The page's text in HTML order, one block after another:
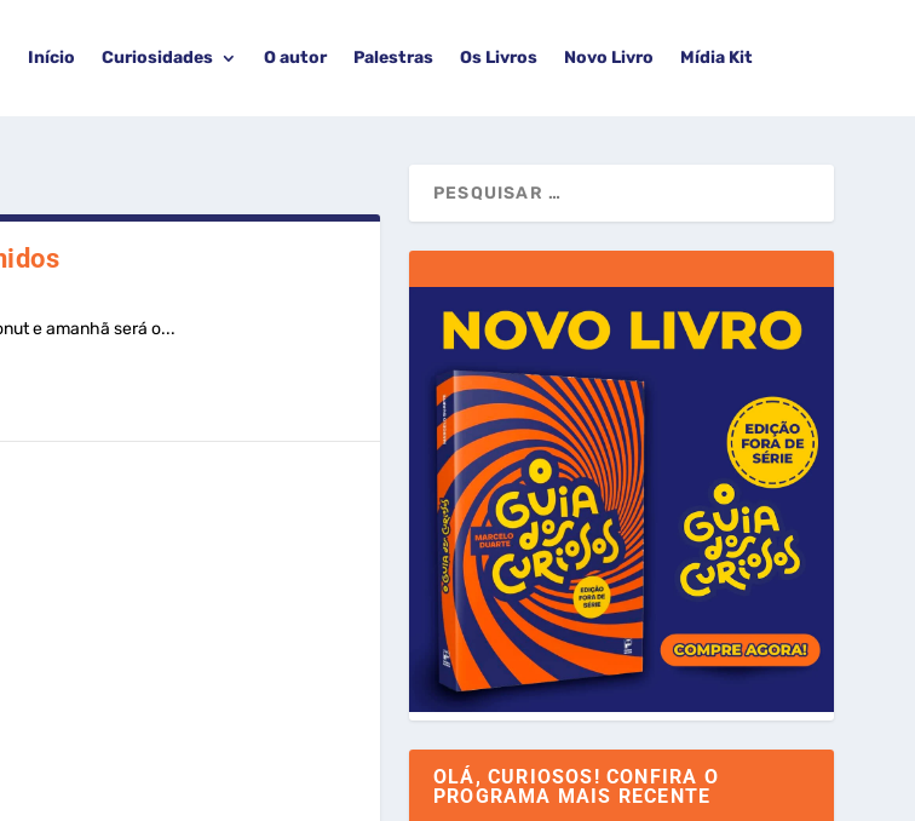
Início Curiosidades O autor Palestras Os Livros Novo Livro Mídia Kit
e amanhã será o...
OLÁ, CURIOSOS! CONFIRA O
PROGRAMA MAIS RECENTE